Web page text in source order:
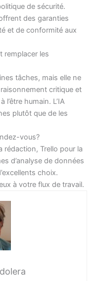
de sécurité.
des garanties
et de conformité aux
remplacer les
tâches, mais elle ne
critique et
l’être humain. L’IA
plutôt que de les
vous?
rédaction, Trello pour la
d’analyse de données
choix.
à votre flux de travail.